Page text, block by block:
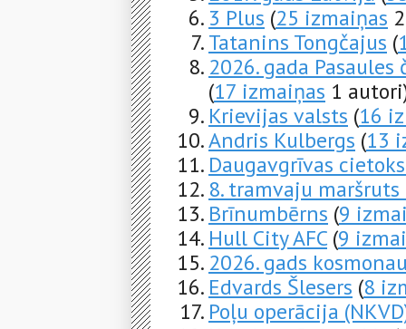
3 Plus (25 izmaiņas
Tatanins Tongčajus (
2026. gada
(17 izmaiņas 1
Krievijas valsts (16
Andris Kulbergs (13
Daugavgrīvas
8. tramvaju maršruts
Brīnumbērns (9
Hull City AFC (9
2026. gads
Edvards Šlesers (8
Poļu operācija